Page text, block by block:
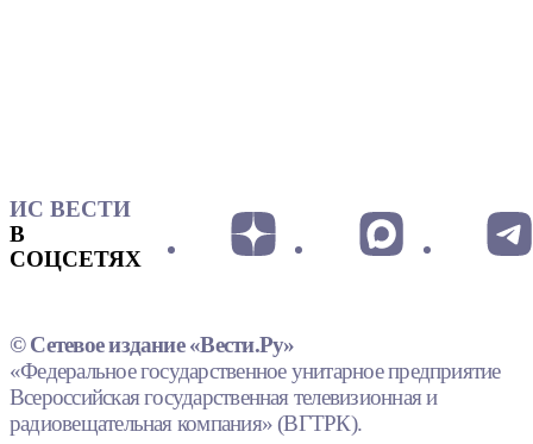
ИС ВЕСТИ
В
СОЦСЕТЯХ
© Сетевое издание «Вести.Ру»
«Федеральное государственное унитарное предприятие
Всероссийская государственная телевизионная и
радиовещательная компания» (ВГТРК).